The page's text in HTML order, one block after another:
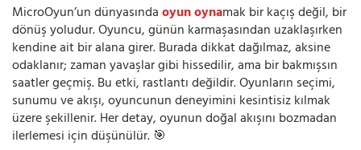
MicroOyun’un dünyasındaoyun oynamak bir kaçış değil, bir
dönüş yoludur. Oyuncu, günün karmaşasından uzaklaşırken
kendine ait bir alana girer. Burada dikkat dağılmaz, aksine
odaklanır; zaman yavaşlar gibi hissedilir, ama bir bakmışsın
saatler geçmiş. Bu etki, rastlantı değildir. Oyunların seçimi,
sunumu ve akışı, oyuncunun deneyimini kesintisiz kılmak
üzere şekillenir. Her detay, oyunun doğal akışını bozmadan
ilerlemesi için düşünülür. 🎯